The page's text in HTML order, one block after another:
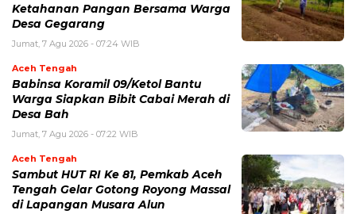
Ketahanan Pangan Bersama Warga
Desa Gegarang
Jumat, 7 Agu 2026 - 07:24 WIB
Aceh Tengah
‎Babinsa Koramil 09/Ketol Bantu
Warga Siapkan Bibit Cabai Merah di
Desa Bah
Jumat, 7 Agu 2026 - 07:22 WIB
Aceh Tengah
Sambut HUT RI Ke 81, Pemkab Aceh
Tengah Gelar Gotong Royong Massal
di Lapangan Musara Alun